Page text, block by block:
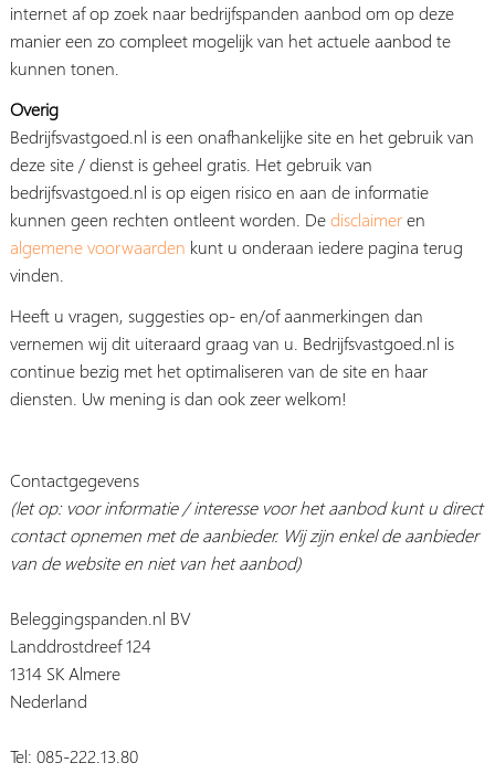
internet af op zoek naar bedrijfspanden aanbod om op deze
manier een zo compleet mogelijk van het actuele aanbod te
kunnen tonen.
Overig
Bedrijfsvastgoed.nl is een onafhankelijke site en het gebruik van
deze site / dienst is geheel gratis. Het gebruik van
bedrijfsvastgoed.nl is op eigen risico en aan de informatie
kunnen geen rechten ontleent worden. Dedisclaimeren
algemene voorwaarden kunt u onderaan iedere pagina terug
vinden.
Heeft u vragen, suggesties op- en/of aanmerkingen dan
vernemen wij dit uiteraard graag van u. Bedrijfsvastgoed.nl is
continue bezig met het optimaliseren van de site en haar
diensten. Uw mening is dan ook zeer welkom!
Contactgegevens
(let op: voor informatie / interesse voor het aanbod kunt u direct
contact opnemen met de aanbieder. Wij zijn enkel de aanbieder
van de website en niet van het aanbod)
Beleggingspanden.nl BV
Landdrostdreef 124
1314 SK Almere
Nederland
Tel: 085-222.13.80